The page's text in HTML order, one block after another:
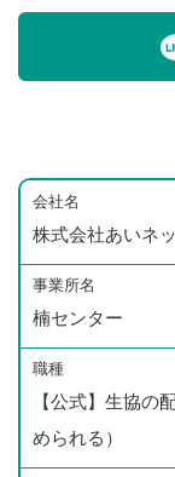
会社名
株式会社あいネ
事業所名
楠センター
職種
【公式】生協の
められる）